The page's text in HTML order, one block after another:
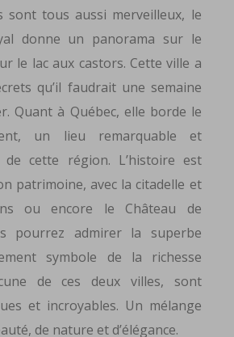
sont tous aussi merveilleux, le
donne un panorama sur le
le lac aux castors. Cette ville a
qu’il faudrait une semaine
Quant à Québec, elle borde le
un lieu remarquable et
de cette région. L’histoire est
patrimoine, avec la citadelle et
ou encore le Château de
pourrez admirer la superbe
symbole de la richesse
de ces deux villes, sont
et incroyables. Un mélange
de nature et d’élégance.